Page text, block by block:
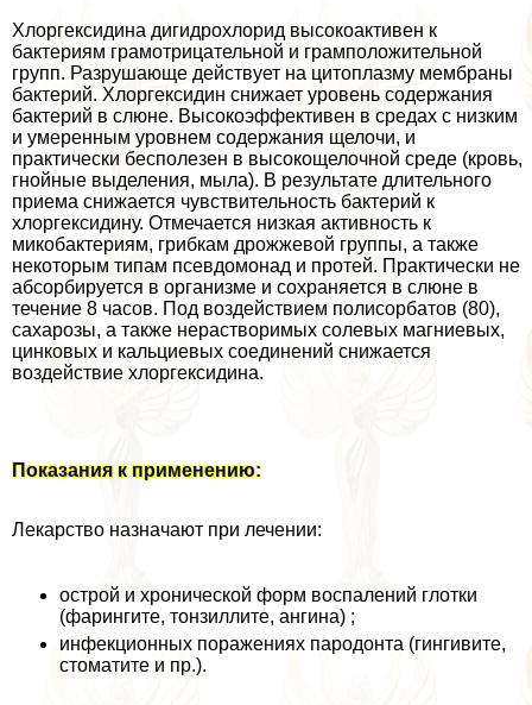
Хлоргексидина дигидрохлорид высокоактивен к
бактериям грамотрицательной и грамположительной
групп. Разрушающе действует на цитоплазму мембраны
бактерий. Хлоргексидин снижает уровень содержания
бактерий в слюне. Высокоэффективен в средах с низким
и умеренным уровнем содержания щелочи, и
пpaктически бесполезен в высокощелочной среде (кровь,
гнойные выделения, мыла). В результате длительного
приема снижается чувствительность бактерий к
хлоргексидину. Отмечается низкая активность к
микобактериям, грибкам дрожжевой группы, а также
некоторым типам псевдомонад и протей. Пpaктически не
абсорбируется в организме и сохраняется в слюне в
течение 8 часов. Под воздействием полисорбатов (80),
сахарозы, а также нерастворимых солевых магниевых,
цинковых и кальциевых соединений снижается
воздействие хлоргексидина.
Показания к применению:
Лекарство назначают при лечении:
острой и хронической форм воспалений глотки
(фарингите, тонзиллите, ангина) ;
инфекционных поражениях пародонта (гингивите,
стоматите и пр.).